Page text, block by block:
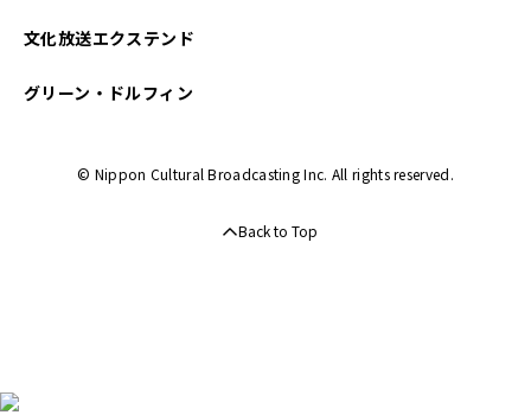
文化放送エクステンド
グリーン・ドルフィン
© Nippon Cultural Broadcasting Inc. All rights reserved.
Back to Top